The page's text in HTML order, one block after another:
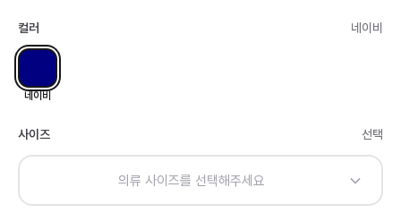
컬러 네이비
네이비
사이즈 선택
의류 사이즈를 선택해주세요